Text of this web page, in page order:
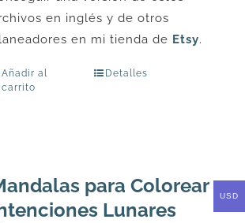
en inglés y de otros
en mi tienda de Etsy.
Añadir al
carrito
Detalles
para Colorear –
Lunares
USD